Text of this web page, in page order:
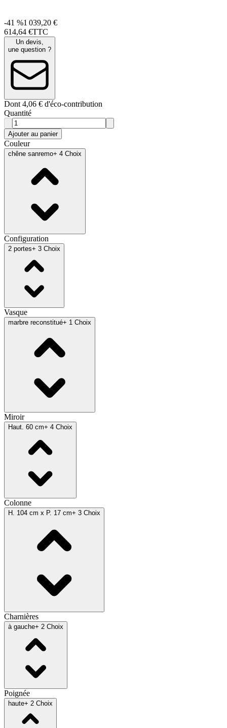
-41 %1 039,20 €
614,64 €TTC
Un devis,
une question ?
Dont 4,06 € d'éco-contribution
Quantité
Ajouter au panier
Couleur
chêne sanremo+ 4 Choix
Configuration
2 portes+ 3 Choix
Vasque
marbre reconstitué+ 1 Choix
Miroir
Haut. 60 cm+ 4 Choix
Colonne
H. 104 cm x P. 17 cm+ 3 Choix
Charnières
à gauche+ 2 Choix
Poignée
haute+ 2 Choix